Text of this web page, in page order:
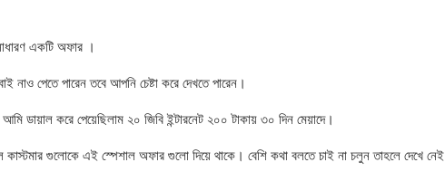
একটি অফার ।
নাও পেতে পারেন তবে আপনি চেষ্টা করে দেখতে পারেন।
করে পেয়েছিলাম ২০ জিবি ইন্টারনেট ২০০ টাকায় ৩০ দিন মেয়াদে।
গুলোকে এই স্পেশাল অফার গুলো দিয়ে থাকে। বেশি কথা বলতে চাই না চলুন তাহলে দেখে নেই